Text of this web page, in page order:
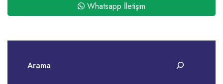
Whatsapp İletişim